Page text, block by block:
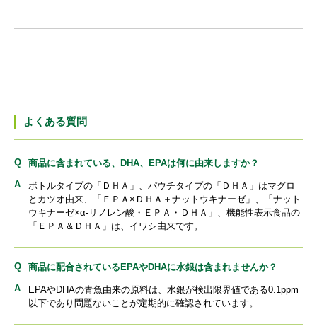
よくある質問
商品に含まれている、DHA、EPAは何に由来しますか？
ボトルタイプの「ＤＨＡ」、パウチタイプの「ＤＨＡ」はマグロ
とカツオ由来、「ＥＰＡ×ＤＨＡ＋ナットウキナーゼ」、「ナット
ウキナーゼ×α-リノレン酸・ＥＰＡ・ＤＨＡ」、機能性表示食品の
「ＥＰＡ＆ＤＨＡ」は、イワシ由来です。
商品に配合されているEPAやDHAに水銀は含まれませんか？
EPAやDHAの青魚由来の原料は、水銀が検出限界値である0.1ppm
以下であり問題ないことが定期的に確認されています。